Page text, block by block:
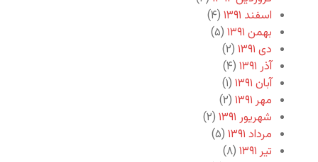
اسفند ۱۳۹۱
(۴)
بهمن ۱۳۹۱
(۵)
دی ۱۳۹۱
(۲)
آذر ۱۳۹۱
(۴)
آبان ۱۳۹۱
(۱)
مهر ۱۳۹۱
(۲)
شهریور ۱۳۹۱
(۲)
مرداد ۱۳۹۱
(۵)
تیر ۱۳۹۱
(۸)